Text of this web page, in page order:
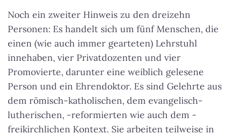
Noch ein zweiter Hinweis zu den dreizehn
Personen: Es handelt sich um fünf Menschen, die
einen (wie auch immer gearteten) Lehrstuhl
innehaben, vier Privatdozenten und vier
Promovierte, darunter eine weiblich gelesene
Person und ein Ehrendoktor. Es sind Gelehrte aus
dem römisch-katholischen, dem evangelisch-
lutherischen, -reformierten wie auch dem -
freikirchlichen Kontext. Sie arbeiten teilweise in